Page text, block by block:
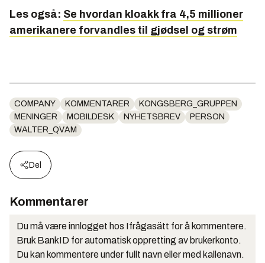
Les også: Se hvordan kloakk fra 4,5 millioner
amerikanere forvandles til gjødsel og strøm
COMPANY KOMMENTARER
KONGSBERG_GRUPPEN
MENINGER
MOBILDESK NYHETSBREV
PERSON
WALTER_QVAM
Del
Kommentarer
Du må være innlogget hos Ifrågasätt for å kommentere.
Bruk BankID for automatisk oppretting av brukerkonto.
Du kan kommentere under fullt navn eller med kallenavn.